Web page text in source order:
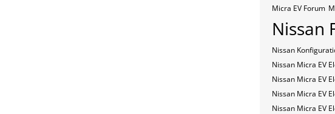
Micra EV Forum
Nissan
Nissan
Nissan Micra EV
Nissan Micra EV
Nissan Micra EV
Nissan Micra EV